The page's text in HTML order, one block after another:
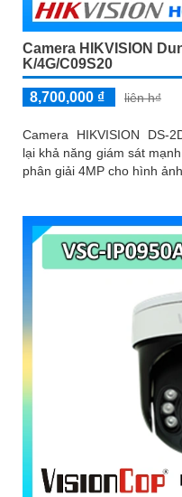
Camera HIKVISION
K/4G/C09S20
8,700,000 ₫ liên h₫
Camera HIKVISION DS-
lại khả năng giám sát
phân giải 4MP cho hình